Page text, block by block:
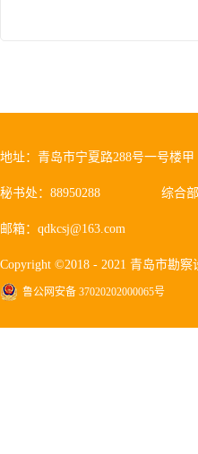
地址：青岛市宁夏路288号一号楼甲
秘书处：88950288 综合
邮箱：qdkcsj@163.com
Copyright ©2018 - 2021 青岛市勘察
鲁公网安备 37020202000065号